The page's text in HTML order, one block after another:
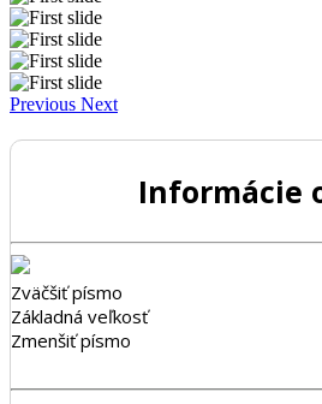
Previous Next
Informácie
Zväčšiť písmo
Základná veľkosť
Zmenšiť písmo